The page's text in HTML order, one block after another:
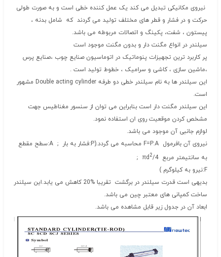
نیروی مکانیکی تبدیل می کند یک عمل کننده خطی است و به صورت طولی
حرکت و در فشار و قطر های مختلف تولید می گردند که شامل بدنه ،
پیستون ، شفت، پکینگ و اتصالات مربوطه می باشد.
سیلندر در انواع مگنت دار و بدون مگنت موجود است
پر کاربرد ترین تجهیزات پنوماتیک در اتوماسیون صنایع چوب ،صنایع پرس
،ماشین سازی ، کاشی و سرامیک ، خطوط تولید است .
این سیلندر ها به نام سیلندر خطی دو طرفه Double acting cylinder مشهور
است.
این سیلندر مگنت دار است بنابراین می توان از سنسور مغناطیس جهت
مشخص کردن موقعیت روی ان استفاده نمود.
لوازم جانبی آن موجود می باشد.
نیروی آن بافرمول F=P.A محاسبه می گردد.(P:فشار به بار ; A:سطح مقطع
به سانتیمتر مربع 4/πd
2
;
F:نیرو به کیلوگرم )
بدیهی است قدرت سیلندر در برگشت تقریبا %20 کاهش می یابد.این سیلندر
ساخت کمپانی های معتبر چین می باشد.
ابعاد آن در جدول زیر قابل مشاهده می باشد.